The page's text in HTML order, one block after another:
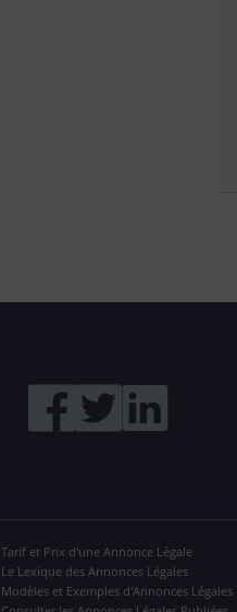
Tarif et Prix d'une Annonce Légale
Le Lexique des Annonces Légales
Modèles et Exemples d'Annonces Légales